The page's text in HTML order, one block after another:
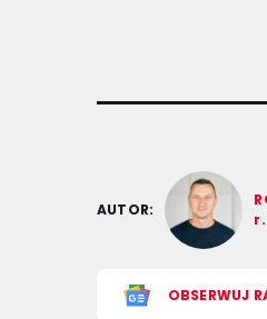
AUTOR:
OBSERWUJ